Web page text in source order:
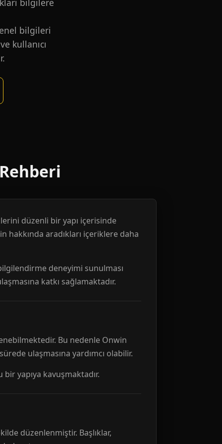
bilgilere
bilgileri
kullanıcı
düzenli bir yapı içerisinde
hakkında aradıkları içeriklere daha
deneyimi sunulması
katkı sağlamaktadır.
Bu nedenle Onwin
ulaşmasına yardımcı olabilir.
yapıya kavuşmaktadır.
düzenlenmiştir. Başlıklar,